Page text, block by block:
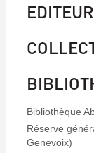
EDITEUR
Bibliothèque
Réserve
Genevoix)